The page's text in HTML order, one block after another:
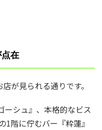
在
が見られる通りです。
ーシュ』、本格的なビス
1階に佇むバー『粋蓮』